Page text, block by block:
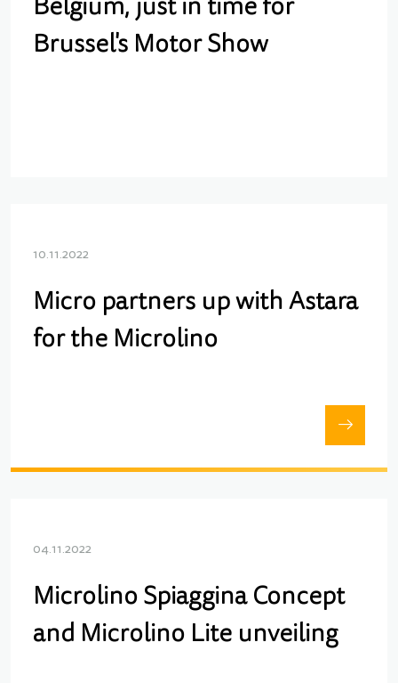
Belgium, just in time for
Brussel's Motor Show
10.11.2022
Micro partners up with Astara
for the Microlino
04.11.2022
Microlino Spiaggina Concept
and Microlino Lite unveiling